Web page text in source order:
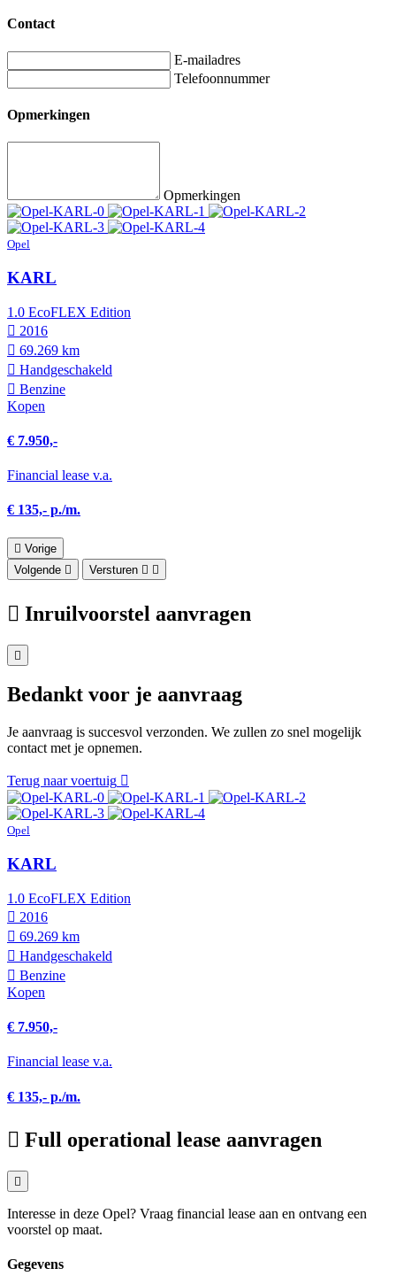
Contact
E-mailadres
Telefoonnummer
Opmerkingen
Opmerkingen
Opel
KARL
1.0 EcoFLEX Edition
2016
69.269 km
Hand­geschakeld
Benzine
Kopen
€ 7.950,-
Financial lease v.a.
€ 135,- p./m.
Vorige
Volgende
Versturen
Inruilvoorstel aanvragen
Bedankt voor je aanvraag
Je aanvraag is succesvol verzonden. We zullen zo snel mogelijk
contact met je opnemen.
Terug naar voertuig
Opel
KARL
1.0 EcoFLEX Edition
2016
69.269 km
Hand­geschakeld
Benzine
Kopen
€ 7.950,-
Financial lease v.a.
€ 135,- p./m.
Full operational lease aanvragen
Interesse in deze Opel? Vraag financial lease aan en ontvang een
voorstel op maat.
Gegevens